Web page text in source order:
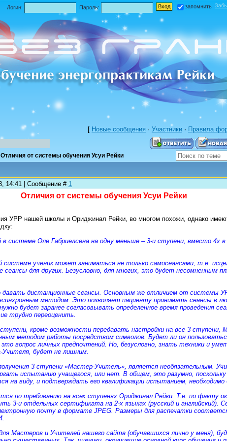
Логин: Пароль: запомнить
[ Новые сообщения · Участники · Правила
Отличия от системы обучения Усуи Рейки
14:41 | Сообщение # 1
Отличия от системы обучения Усуи Рейки
УРР нашей школы и Ориджинал Рейки, во многом похожи, однако
в системе Оле Габриелсена на одну меньше – 3-и ступени, вместо 4х в
системе ученик может заниматься не только самосеансами, т.е.
для других. Безусловно, для многих, это будет несомненным
давать дистанционные сеансы. Основным же отличием от системы
методом. Это позволяет пациенту принимать сеансы в
будет заранее согласовывать определенное время проведения
трудно переоценить.
кроме возможности передавать настройки на все 3 ступени,
методом работы посредством символов. Будет ли он
вопрос личных предпочтений. Но, безусловно, знать техники и
будет не лишним.
3 ступени «Мастер-Учитель», является необязательным.
испытанию учащегося, или нет. В общем, это разумно,
на виду, и подтверждать его квалификации испытанием, необходимо
по требованию на всех ступенях Ориджинал Рейки. Т.е. по факту
3-и отдельных сертификата на 2-х языках (русский и английский).
почту в формате JPEG. Размеры для распечатки
Мастеров и Учителей нашего сайта (обучавшихся лично у меня),